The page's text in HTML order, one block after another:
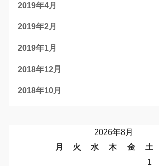
2019年4月
2019年2月
2019年1月
2018年12月
2018年10月
2026年8月
月
火 水 木 金 土
1